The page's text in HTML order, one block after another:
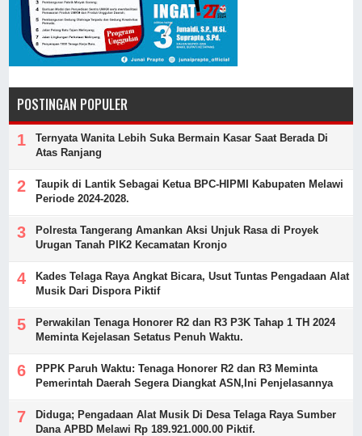
POSTINGAN POPULER
Ternyata Wanita Lebih Suka Bermain Kasar Saat Berada Di
Atas Ranjang
Taupik di Lantik Sebagai Ketua BPC-HIPMI Kabupaten Melawi
Periode 2024-2028.
Polresta Tangerang Amankan Aksi Unjuk Rasa di Proyek
Urugan Tanah PIK2 Kecamatan Kronjo
Kades Telaga Raya Angkat Bicara, Usut Tuntas Pengadaan Alat
Musik Dari Dispora Piktif
Perwakilan Tenaga Honorer R2 dan R3 P3K Tahap 1 TH 2024
Meminta Kejelasan Setatus Penuh Waktu.
PPPK Paruh Waktu: Tenaga Honorer R2 dan R3 Meminta
Pemerintah Daerah Segera Diangkat ASN,Ini Penjelasannya
Diduga; Pengadaan Alat Musik Di Desa Telaga Raya Sumber
Dana APBD Melawi Rp 189.921.000.00 Piktif.